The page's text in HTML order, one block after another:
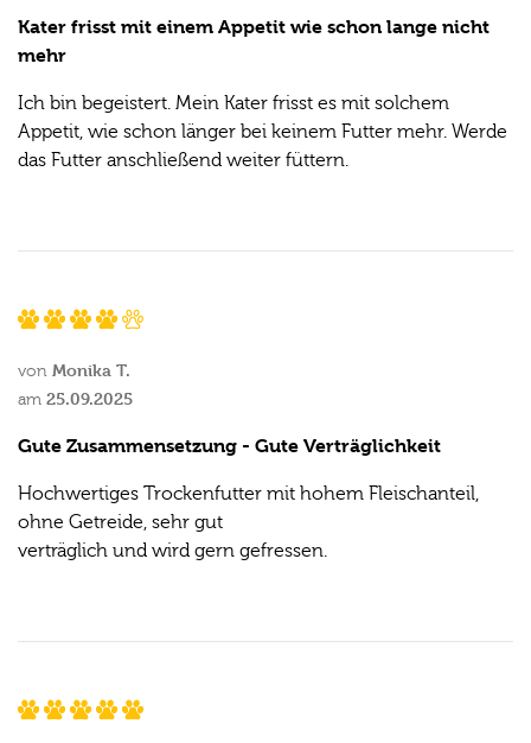
Kater frisst mit einem Appetit wie schon lange nicht
mehr
Ich bin begeistert. Mein Kater frisst es mit solchem
Appetit, wie schon länger bei keinem Futter mehr. Werde
das Futter anschließend weiter füttern.
von Monika T.
am 25.09.2025
Gute Zusammensetzung - Gute Verträglichkeit
Hochwertiges Trockenfutter mit hohem Fleischanteil,
ohne Getreide, sehr gut
verträglich und wird gern gefressen.